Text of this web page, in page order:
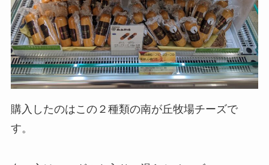
購入したのはこの２種類の南が丘牧場チーズで
す。